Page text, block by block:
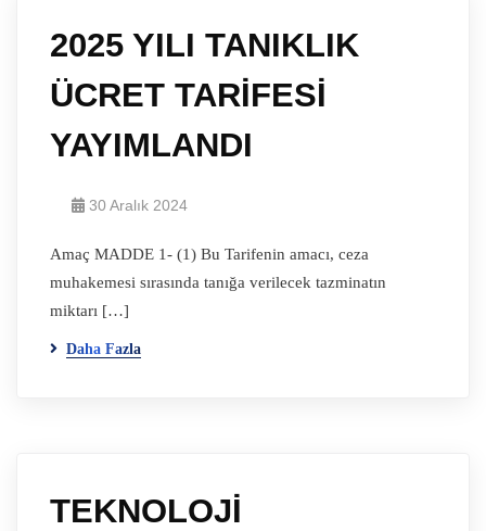
2025 YILI TANIKLIK
ÜCRET TARİFESİ
YAYIMLANDI
30 Aralık 2024
Amaç MADDE 1- (1) Bu Tarifenin amacı, ceza
muhakemesi sırasında tanığa verilecek tazminatın
miktarı […]
Daha Fazla
TEKNOLOJİ